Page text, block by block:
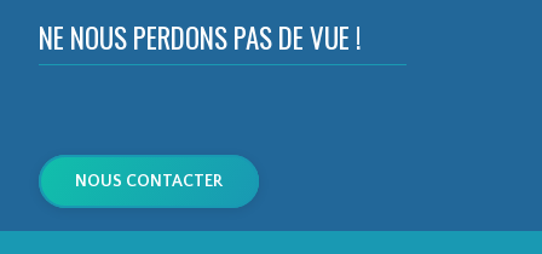
NSEILS N
NE NOUS PERDONS PAS DE VUE !
NOUS CONTACTER